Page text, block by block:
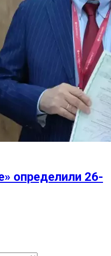
определили 26-